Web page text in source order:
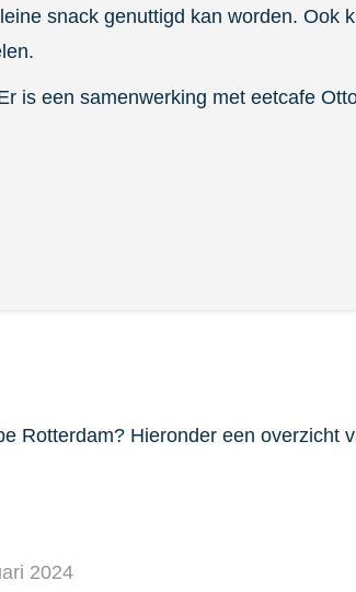
snack genuttigd kan worden. Ook
is een samenwerking met eetcafe
Rotterdam? Hieronder een overzicht
2024